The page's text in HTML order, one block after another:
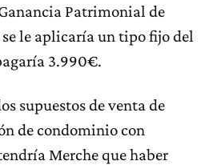
Patrimonial de
le aplicaría un tipo fijo del
3.990€.
supuestos de venta de
de condominio con
Merche que haber